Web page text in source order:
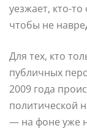
уезжает, кто-
чтобы не
Для тех, кто
публичных
2009 года
политической
— на фоне уже